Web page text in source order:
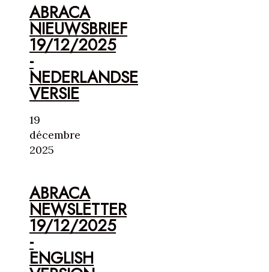
ABRACA
NIEUWSBRIEF
19/12/2025
-
NEDERLANDSE
VERSIE
19
décembre
2025
ABRACA
NEWSLETTER
19/12/2025
-
ENGLISH